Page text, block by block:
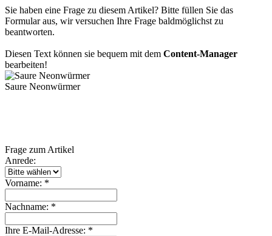
Sie haben eine Frage zu diesem Artikel? Bitte füllen Sie das
Formular aus, wir versuchen Ihre Frage baldmöglichst zu
beantworten.
Diesen Text können sie bequem mit dem Content-Manager
bearbeiten!
Saure Neonwürmer
Frage zum Artikel
Anrede:
Vorname: *
Nachname: *
Ihre E-Mail-Adresse: *